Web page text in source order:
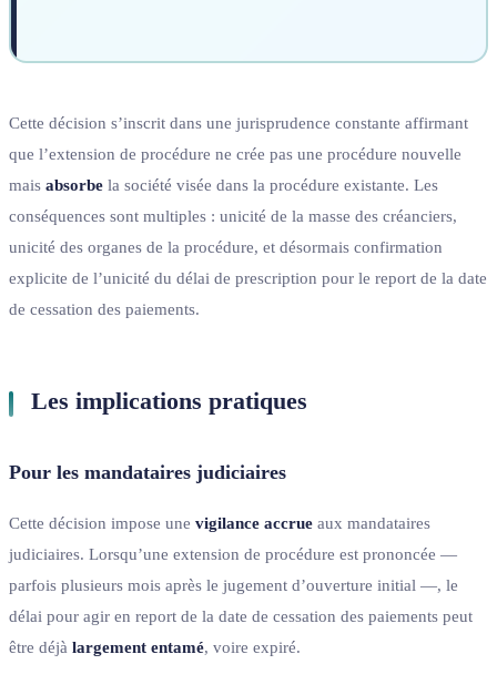
Cette décision s’inscrit dans une jurisprudence constante affirmant
que l’extension de procédure ne crée pas une procédure nouvelle
mais absorbe la société visée dans la procédure existante. Les
conséquences sont multiples : unicité de la masse des créanciers,
unicité des organes de la procédure, et désormais confirmation
explicite de l’unicité du délai de prescription pour le report de la date
de cessation des paiements.
Les implications pratiques
Pour les mandataires judiciaires
Cette décision impose une vigilance accrue aux mandataires
judiciaires. Lorsqu’une extension de procédure est prononcée —
parfois plusieurs mois après le jugement d’ouverture initial —, le
délai pour agir en report de la date de cessation des paiements peut
être déjà largement entamé, voire expiré.